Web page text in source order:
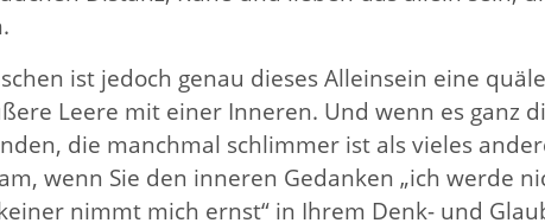
ist jedoch genau dieses Alleinsein eine
Leere mit einer Inneren. Und wenn es ganz
die manchmal schlimmer ist als vieles
wenn Sie den inneren Gedanken „ich werde
nimmt mich ernst“ in Ihrem Denk- und